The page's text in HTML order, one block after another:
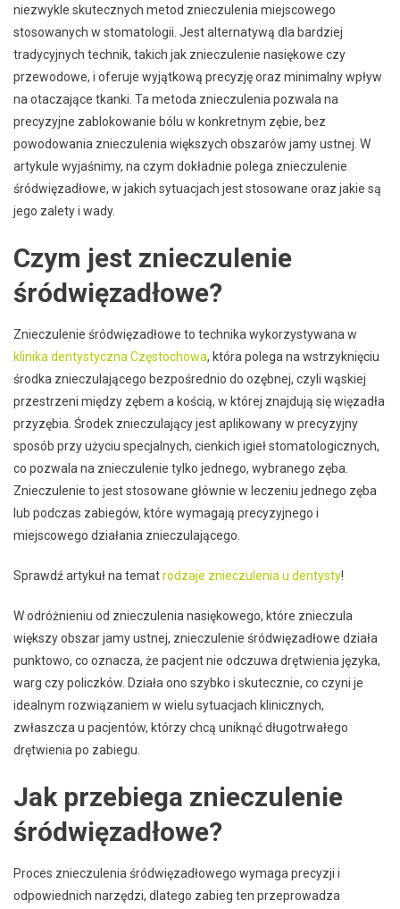
niezwykle skutecznych metod znieczulenia miejscowego
stosowanych w stomatologii. Jest alternatywą dla bardziej
tradycyjnych technik, takich jak znieczulenie nasiękowe czy
przewodowe, i oferuje wyjątkową precyzję oraz minimalny wpływ
na otaczające tkanki. Ta metoda znieczulenia pozwala na
precyzyjne zablokowanie bólu w konkretnym zębie, bez
powodowania znieczulenia większych obszarów jamy ustnej. W
artykule wyjaśnimy, na czym dokładnie polega znieczulenie
śródwięzadłowe, w jakich sytuacjach jest stosowane oraz jakie są
jego zalety i wady.
Czym jest znieczulenie
śródwięzadłowe?
Znieczulenie śródwięzadłowe to technika wykorzystywana w
klinika dentystyczna Częstochowa, która polega na wstrzyknięciu
środka znieczulającego bezpośrednio do ozębnej, czyli wąskiej
przestrzeni między zębem a kością, w której znajdują się więzadła
przyzębia. Środek znieczulający jest aplikowany w precyzyjny
sposób przy użyciu specjalnych, cienkich igieł stomatologicznych,
co pozwala na znieczulenie tylko jednego, wybranego zęba.
Znieczulenie to jest stosowane głównie w leczeniu jednego zęba
lub podczas zabiegów, które wymagają precyzyjnego i
miejscowego działania znieczulającego.
Sprawdź artykuł na tematrodzaje znieczulenia u dentysty!
W odróżnieniu od znieczulenia nasiękowego, które znieczula
większy obszar jamy ustnej, znieczulenie śródwięzadłowe działa
punktowo, co oznacza, że pacjent nie odczuwa drętwienia języka,
warg czy policzków. Działa ono szybko i skutecznie, co czyni je
idealnym rozwiązaniem w wielu sytuacjach klinicznych,
zwłaszcza u pacjentów, którzy chcą uniknąć długotrwałego
drętwienia po zabiegu.
Jak przebiega znieczulenie
śródwięzadłowe?
Proces znieczulenia śródwięzadłowego wymaga precyzji i
odpowiednich narzędzi, dlatego zabieg ten przeprowadza